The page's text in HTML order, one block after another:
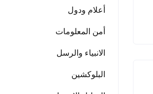
أعلام ودول
أمن المعلومات
الانبياء والرسل
البلوكشين